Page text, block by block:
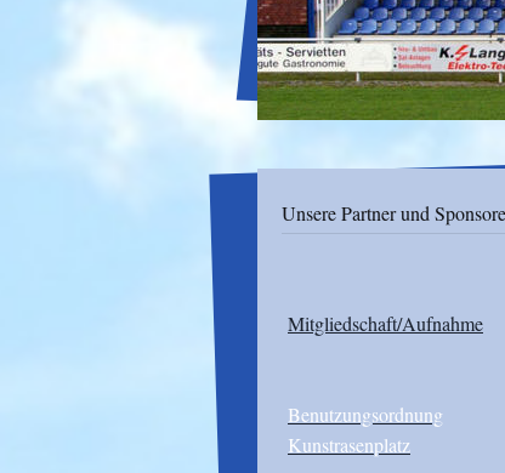
Unsere Partner und
Mitgliedschaft/Aufnahme
Benutzungsordnung
Kunstrasenplatz